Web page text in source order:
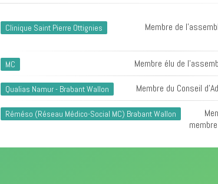
Clinique Saint Pierre Ottignies
Membre de
MC Membre élu de
Qualias Namur - Brabant Wallon Membre du Conseil
Réméso (Réseau Médico-Social MC) Brabant Wallon